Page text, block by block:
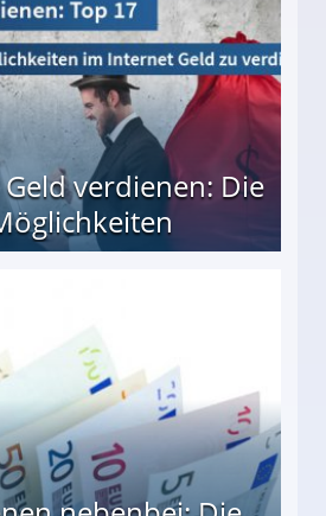
verdienen: Die